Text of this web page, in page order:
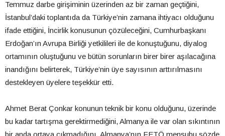
Temmuz darbe girişiminin üzerinden az bir zaman geçtiğini,
İstanbul’daki toplantıda da Türkiye’nin zamana ihtiyacı olduğunu
ifade ettiğini, İncirlik konusunun çözüleceğini, Cumhurbaşkanı
Erdoğan’ın Avrupa Birliği yetkilileri ile de konuştuğunu, diyalog
ortamının oluştuğunu ve bütün sorunların birer birer aşılacağına
inandığını belirterek, Türkiye’nin üye sayısının arttırılmasını
destekleyen üyelere teşekkür etti.
Ahmet Berat Çonkar konunun teknik bir konu olduğunu, üzerinde
bu kadar tartışma gerektirmediğini, Almanya ile var olan sıkıntının
bir anda ortaya çıkmadığını, Almanya’nın FETÖ mensubu sözde